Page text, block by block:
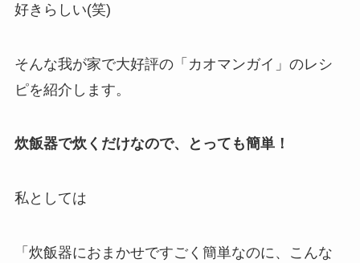
好きらしい(笑)
そんな我が家で大好評の「カオマンガイ」のレシ
ピを紹介します。
炊飯器で炊くだけなので、とっても簡単！
私としては
「炊飯器におまかせですごく簡単なのに、こんな